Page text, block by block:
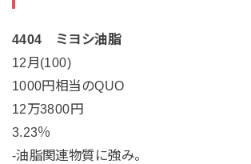
4404 ミヨシ油脂
12月(100)
1000円相当のQUO
12万3800円
3.23％
-油脂関連物質に強み。